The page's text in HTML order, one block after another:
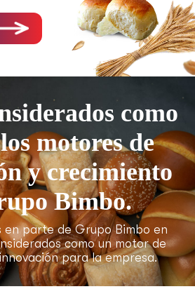
como
motores de
y crecimiento
Bimbo.
en parte de Grupo Bimbo en
como un motor de
para la empresa.